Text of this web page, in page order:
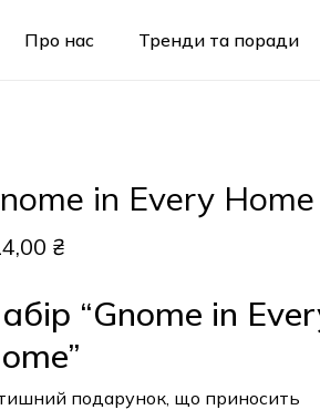
Про нас Тренди та поради
in Every Home
₴
“Gnome in Every
подарунок, що приносить